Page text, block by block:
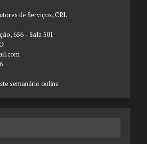
de Serviços, CRL
656 – Sala 501
semanário online